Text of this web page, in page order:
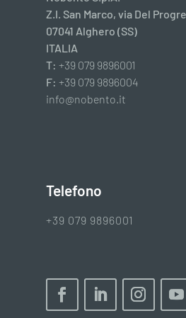
Z.I. San Marco, via Del
07041 Alghero (SS)
ITALIA
T: +39 079 9896001
F: +39 079 9896004
info@nobento.it
Telefono
+39 079 9896001